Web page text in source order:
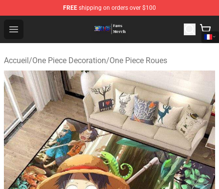
FREE shipping on orders over $100
Open menu
One Piece Store - Official One Piece Merchandise Shop
Accueil/One Piece Decoration/One Piece Roues